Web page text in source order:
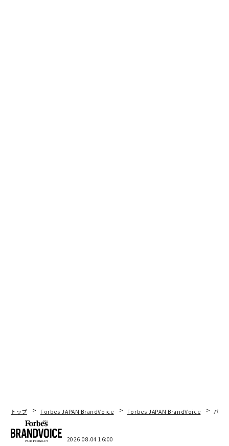
トップ Forbes JAPAN BrandVoice Forbes JAPAN BrandVoice パシ
2026.08.04 16:00